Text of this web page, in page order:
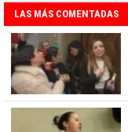
LAS MÁS COMENTADAS